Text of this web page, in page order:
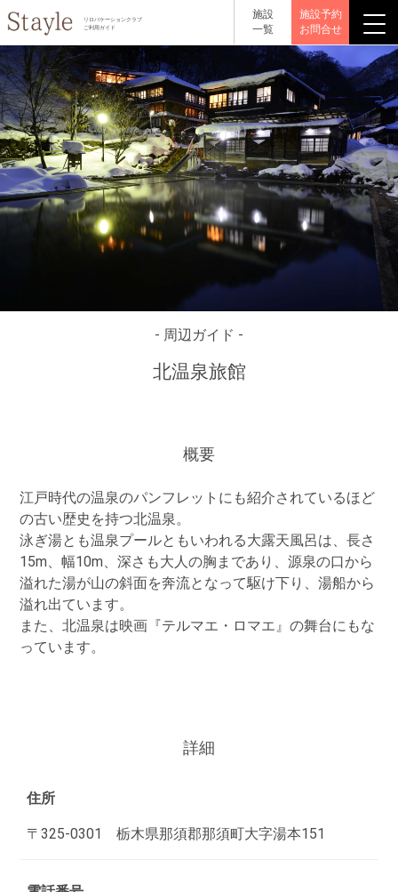
リロバケーションクラブ
ご利用ガイド
施設
一覧
施設予約
お問合せ
- 周辺ガイド -
北温泉旅館
概要
江戸時代の温泉のパンフレットにも紹介されているほど
の古い歴史を持つ北温泉。
泳ぎ湯とも温泉プールともいわれる大露天風呂は、長さ
15m、幅10m、深さも大人の胸まであり、源泉の口から
溢れた湯が山の斜面を奔流となって駆け下り、湯船から
溢れ出ています。
また、北温泉は映画『テルマエ・ロマエ』の舞台にもな
っています。
詳細
住所
〒325-0301 栃木県那須郡那須町大字湯本151